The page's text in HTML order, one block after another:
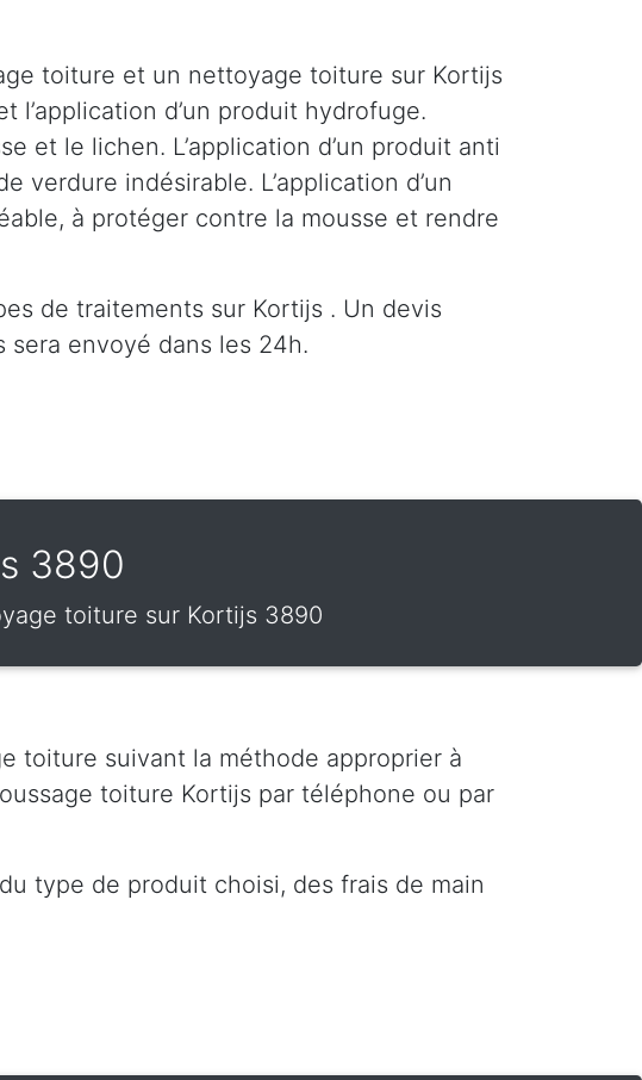
toiture et un nettoyage toiture sur Kortijs
l’application d’un produit hydrofuge.
et le lichen. L’application d’un produit anti
indésirable. L’application d’un
à protéger contre la mousse et rendre
de traitements sur Kortijs . Un devis
envoyé dans les 24h.
3890
toiture sur Kortijs 3890
toiture suivant la méthode approprier à
toiture Kortijs par téléphone ou par
type de produit choisi, des frais de main